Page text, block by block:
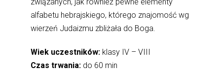
alfabetu hebrajskiego, którego znajomość wg
wierzeń Judaizmu zbliżała do Boga.
Wiek uczestników: klasy IV – VIII
Czas trwania: do 60 min